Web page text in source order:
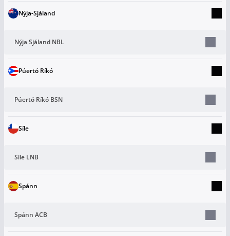
Nýja-Sjáland
Nýja Sjáland NBL
Púertó Ríkó
Púertó Ríkó BSN
Síle
Síle LNB
Spánn
Spánn ACB